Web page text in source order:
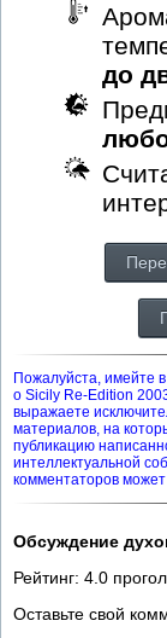
до
Пожалуйста, имейте
о Sicily Re-Edition
выражаете
материалов, на
публикацию
интеллектуальной
комментаторов
Обсуждение
Рейтинг: 4.0
Оставьте свой